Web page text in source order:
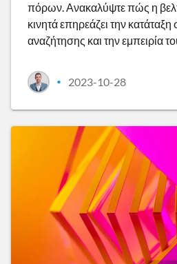
πόρων. Ανακαλύψτε πώς η
κινητά επηρεάζει την κατάταξη
αναζήτησης και την εμπειρία
• 2023-10-28